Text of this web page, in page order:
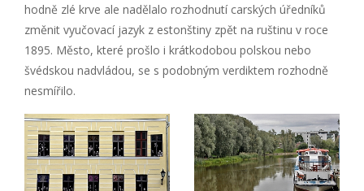
hodně zlé krve ale nadělalo rozhodnutí carských úředníků
změnit vyučovací jazyk z estonštiny zpět na ruštinu v roce
1895. Město, které prošlo i krátkodobou polskou nebo
švédskou nadvládou, se s podobným verdiktem rozhodně
nesmířilo.